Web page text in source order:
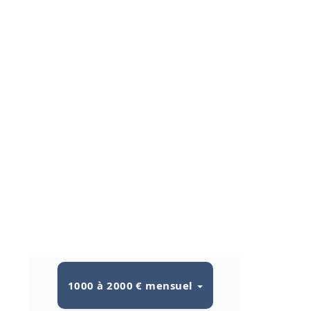
1000 à 2000 € mensuel